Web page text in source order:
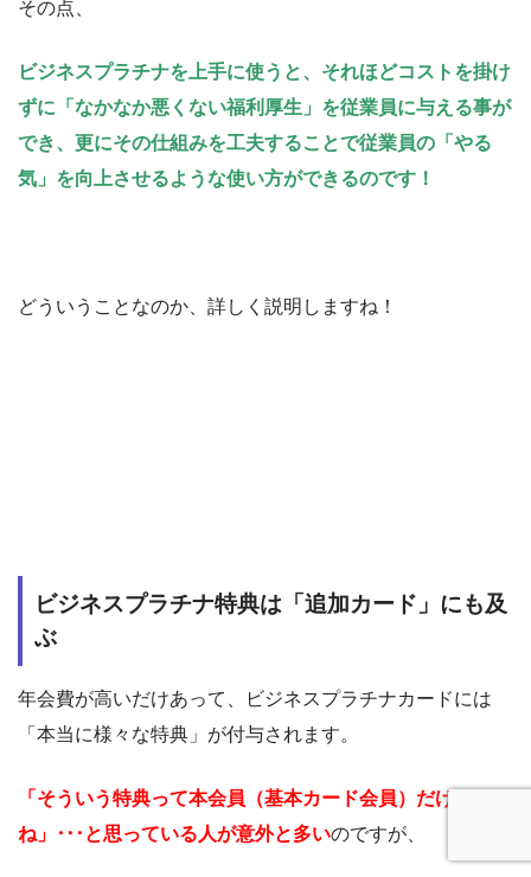
その点、
ビジネスプラチナを上手に使うと、それほどコストを掛け
ずに「なかなか悪くない福利厚生」を従業員に与える事が
でき、更にその仕組みを工夫することで従業員の「やる
気」を向上させるような使い方ができるのです！
どういうことなのか、詳しく説明しますね！
ビジネスプラチナ特典は「追加カード」にも及
ぶ
年会費が高いだけあって、ビジネスプラチナカードには
「本当に様々な特典」が付与されます。
「そういう特典って本会員（基本カード会員）だけだよ
ね」･･･と思っている人が意外と多いのですが、